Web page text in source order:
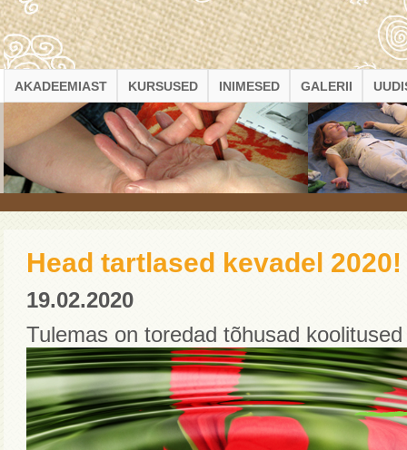
AKADEEMIAST KURSUSED INIMESED GALERII
Head tartlased kevadel 2020!
19.02.2020
Tulemas on toredad tõhusad